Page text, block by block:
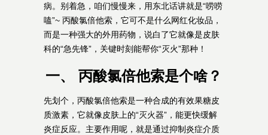
病。别着急，咱们慢慢来，用东北话讲就是“唠唠
嗑”~ 丙酸氯倍他索，它可不是什么网红化妆品，
而是一种强大的外用药物，说白了它就像是皮肤
科的“急先锋”，关键时刻能帮你“灭火”那种！
一、 丙酸氯倍他索是个啥？
先划个，丙酸氯倍他索是一种合成的有效果糖皮
质激素，它就像皮肤上的“灭火器”，能更快缓解
炎症反应。主要作用呢，就是通过抑制炎症介质